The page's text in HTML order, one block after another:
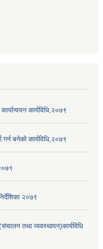
कार्यविधि,२०७९
गर्न बनेको कार्यविधि,२०७९
२०७९
तथा व्यवस्थापन)कार्यविधि